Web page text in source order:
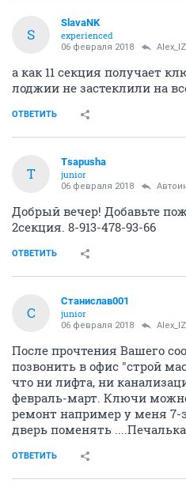
S
SlavaNK
experienced
06 февраля 2018
а как 11 секция получает
лоджии не застеклили на
ОТВЕТИТЬ
T
Tsapusha
junior
06 февраля 2018
Добрый вечер! Добавьте
2секция. 8-913-478-93-66
ОТВЕТИТЬ
С
Станислав001
junior
06 февраля 2018
После прочтения Вашего
позвонить в офис "строй
что ни лифта, ни
февраль-март. Ключи
ремонт например у меня 7-
дверь поменять ....Печалька
ОТВЕТИТЬ